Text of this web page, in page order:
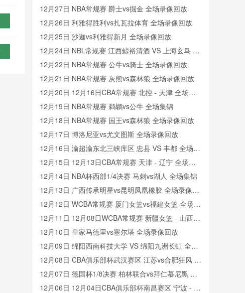
12月27日 NBA常规赛 爵士vs掘金 全场录像回放
12月26日 利雅得胜利vs扎瓦拉体育 全场录像回放
12月25日 沙迦vs利雅得新月 全场录像回放
12月24日 NBL常规赛 江西鲸裕清酒 VS 上海玄鸟 全
场录像
12月22日 NBA常规赛 公牛vs骑士 全场录像回放
12月21日 NBA常规赛 灰熊vs森林狼 全场录像回放
12月20日 12月16日CBA常规赛 北控 - 天津 全场录
像
12月19日 NBA常规赛 鹈鹕vs公牛 全场集锦
12月18日 NBA常规赛 国王vs森林狼 全场录像回放
12月17日 博洛尼亚vs尤文图斯 全场录像回放
12月16日 渝超渝东北三峡库区 忠县 VS 丰都 全场录
像
12月15日 12月13日CBA常规赛 天津 - 辽宁 全场录
像
12月14日 NBA杯西部1/4决赛 马刺vs湖人 全场集锦
12月13日 广西传承明星vs昆明凤凰橡胶 全场录像回
放
12月12日 WCBA常规赛 厦门女篮vs福建女篮 全场录
像回放
12月11日 12月08日WCBA常规赛 新疆女篮 - 山西女
篮 全场录像
12月10日 皇家马德里vs塞尔塔 全场录像回放
12月09日 绵阳西南科技大学 VS 绵阳九洲长虹 全场
录像
12月08日 CBA俱乐部杯武汉赛区 江苏vs合肥狂风 全
场录像回放
12月07日 德国杯1/8决赛 柏林联合vs拜仁慕尼黑 全
场录像回放
12月06日 12月04日CBA俱乐部杯南昌赛区 宁波 - 上